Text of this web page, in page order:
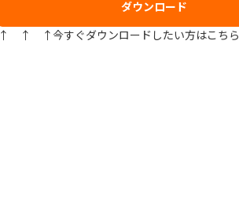
ダウンロード
↑ ↑ ↑今すぐダウンロードしたい方はこちら